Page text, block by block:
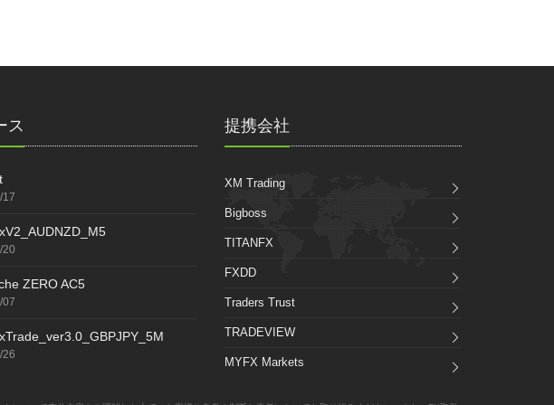
ス
17
20
ZERO AC5
07
26
提携会社
XM Trading
Bigboss
TITANFX
FXDD
Traders Trust
TRADEVIEW
MYFX Markets